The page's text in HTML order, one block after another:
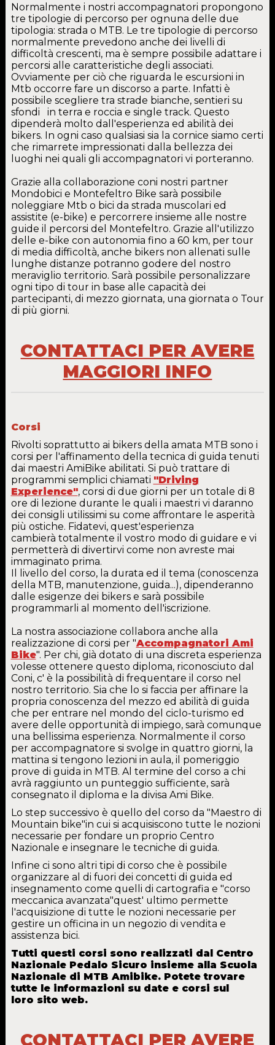
Normalmente i nostri accompagnatori propongono
tre tipologie di percorso per ognuna delle due
tipologia: strada o MTB. Le tre tipologie di percorso
normalmente prevedono anche dei livelli di
difficoltà crescenti, ma è sempre possibile adattare i
percorsi alle caratteristiche degli associati.
Ovviamente per ciò che riguarda le escursioni in
Mtb occorre fare un discorso a parte. Infatti è
possibile scegliere tra strade bianche, sentieri su
sfondi in terra e roccia e single track. Questo
dipenderà molto dall'esperienza ed abilità dei
bikers. In ogni caso qualsiasi sia la cornice siamo certi
che rimarrete impressionati dalla bellezza dei
luoghi nei quali gli accompagnatori vi porteranno.
Grazie alla collaborazione coni nostri partner
Mondobici e Montefeltro Bike sarà possibile
noleggiare Mtb o bici da strada muscolari ed
assistite (e-bike) e percorrere insieme alle nostre
guide il percorsi del Montefeltro. Grazie all'utilizzo
delle e-bike con autonomia fino a 60 km, per tour
di media difficoltà, anche bikers non allenati sulle
lunghe distanze potranno godere del nostro
meraviglio territorio. Sarà possibile personalizzare
ogni tipo di tour in base alle capacità dei
partecipanti, di mezzo giornata, una giornata o Tour
di più giorni.
CONTATTACI PER AVERE
MAGGIORI INFO
Corsi
Rivolti soprattutto ai bikers della amata MTB sono i
corsi per l'affinamento della tecnica di guida tenuti
dai maestri AmiBike abilitati. Si può trattare di
programmi semplici chiamati "Driving
Experience", corsi di due giorni per un totale di 8
ore di lezione durante le quali i maestri vi daranno
dei consigli utilissimi su come affrontare le asperità
più ostiche. Fidatevi, quest'esperienza
cambierà totalmente il vostro modo di guidare e vi
permetterà di divertirvi come non avreste mai
immaginato prima.
Il livello del corso, la durata ed il tema (conoscenza
della MTB, manutenzione, guida...), dipenderanno
dalle esigenze dei bikers e sarà possibile
programmarli al momento dell'iscrizione.
La nostra associazione collabora anche alla
realizzazione di corsi per "Accompagnatori Ami
Bike". Per chi, già dotato di una discreta esperienza
volesse ottenere questo diploma, riconosciuto dal
Coni, c' è la possibilità di frequentare il corso nel
nostro territorio. Sia che lo si faccia per affinare la
propria conoscenza del mezzo ed abilità di guida
che per entrare nel mondo del ciclo-turismo ed
avere delle opportunità di impiego, sarà comunque
una bellissima esperienza. Normalmente il corso
per accompagnatore si svolge in quattro giorni, la
mattina si tengono lezioni in aula, il pomeriggio
prove di guida in MTB. Al termine del corso a chi
avrà raggiunto un punteggio sufficiente, sarà
consegnato il diploma e la divisa Ami Bike.
Lo step successivo è quello del corso da "Maestro di
Mountain bike"in cui si acquisiscono tutte le nozioni
necessarie per fondare un proprio Centro
Nazionale e insegnare le tecniche di guida.
Infine ci sono altri tipi di corso che è possibile
organizzare al di fuori dei concetti di guida ed
insegnamento come quelli di cartografia e "corso
meccanica avanzata"quest' ultimo permette
l'acquisizione di tutte le nozioni necessarie per
gestire un officina in un negozio di vendita e
assistenza bici.
Tutti questi corsi sono realizzati dal Centro
Nazionale Pedalo Sicuro insieme alla Scuola
Nazionale di MTB Amibike. Potete trovare
tutte le informazioni su date e corsi sul
loro sito web.
CONTATTACI PER AVERE